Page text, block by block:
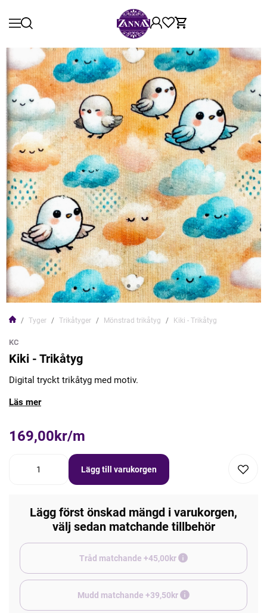
Tyger Trikåtyger Mönstrad trikåtyg Kiki - Trikåtyg
KC
Kiki - Trikåtyg
Digital tryckt trikåtyg med motiv.
Läs mer
169,00kr/m
Lägg till varukorgen
Lägg först önskad mängd i varukorgen,
välj sedan matchande tillbehör
Tråd matchande +45,00kr
Mudd matchande +39,50kr